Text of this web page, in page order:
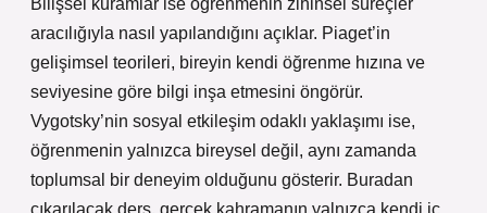
Bilişsel kuramlar ise öğrenmenin zihinsel süreçler
aracılığıyla nasıl yapılandığını açıklar. Piaget’in
gelişimsel teorileri, bireyin kendi öğrenme hızına ve
seviyesine göre bilgi inşa etmesini öngörür.
Vygotsky’nin sosyal etkileşim odaklı yaklaşımı ise,
öğrenmenin yalnızca bireysel değil, aynı zamanda
toplumsal bir deneyim olduğunu gösterir. Buradan
çıkarılacak ders, gerçek kahramanın yalnızca kendi iç